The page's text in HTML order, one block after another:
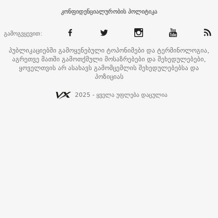
კონფიდენციალურობის პოლიტიკა
გამოგვყევით:
პუბლიკაციებში გამოყენებული ტოპონიმები და ტერმინოლოგია,
აგრეთვე მათში გამოთქმული მოსაზრებები და შეხედულებები,
ყოველთვის არ ასახავს გამომცემლის შეხედულებებსა და
პოზიციას
2025 - ყველა უფლება დაცულია